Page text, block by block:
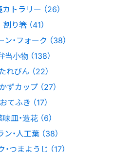
トラリー （26）
割り箸 （41）
・フォーク （38）
当小物 （138）
たれびん （22）
ずカップ （27）
おてふき （17）
皿・造花 （6）
ン・人工葉 （38）
・つまようじ （17）